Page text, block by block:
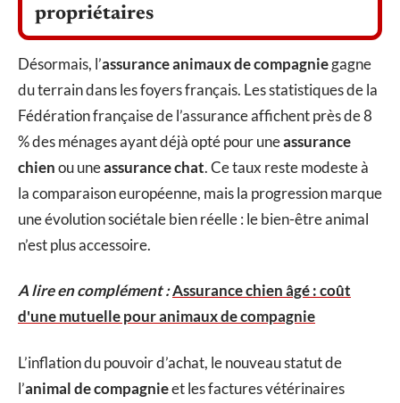
propriétaires
Désormais, l’assurance animaux de compagniegagne
du terrain dans les foyers français. Les statistiques de la
Fédération française de l’assurance affichent près de 8
% des ménages ayant déjà opté pour uneassurance
chienou uneassurance chat. Ce taux reste modeste à
la comparaison européenne, mais la progression marque
une évolution sociétale bien réelle : le bien-être animal
n’est plus accessoire.
A lire en complément :Assurance chien âgé : coût
d'une mutuelle pour animaux de compagnie
L’inflation du pouvoir d’achat, le nouveau statut de
l’animal de compagnieet les factures vétérinaires